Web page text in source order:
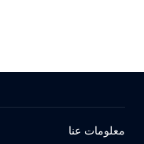
معلومات عنا